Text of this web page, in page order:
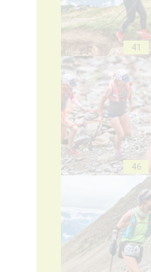
41
46